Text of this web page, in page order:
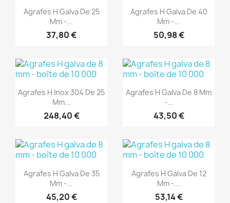
Aperçu rapide
Agrafes H Galva De 25
Mm -...
37,80 €
Aperçu rapide
Agrafes H Galva De 40
Mm -...
50,98 €
Aperçu rapide
Agrafes H Inox 304 De 25
Mm...
248,40 €
(1)
Aperçu rapide
Agrafes H Galva De 8 Mm
-...
43,50 €
(1)
Aperçu rapide
Agrafes H Galva De 35
Mm -...
45,20 €
(1)
Aperçu rapide
Agrafes H Galva De 12
Mm -...
53,14 €
(1)